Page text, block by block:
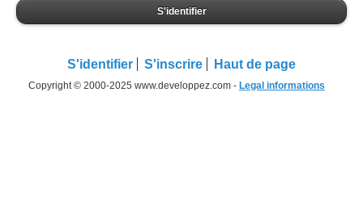
S'identifier
S'identifier S'inscrire Haut de page
Copyright © 2000-2025 www.developpez.com - Legal informations